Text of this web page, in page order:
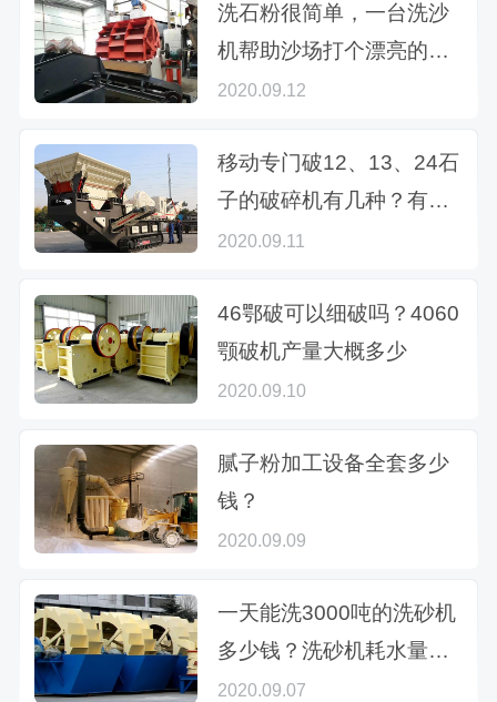
洗石粉很简单，一台洗沙
机帮助沙场打个漂亮的翻
身仗
2020.09.12
移动专门破12、13、24石
子的破碎机有几种？有没
有选购指导价格
2020.09.11
46鄂破可以细破吗？4060
颚破机产量大概多少
2020.09.10
腻子粉加工设备全套多少
钱？
2020.09.09
一天能洗3000吨的洗砂机
多少钱？洗砂机耗水量大
吗？
2020.09.07